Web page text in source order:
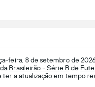
feira, 8 de setembro de
Brasileirão - Série B de
a atualização em tempo